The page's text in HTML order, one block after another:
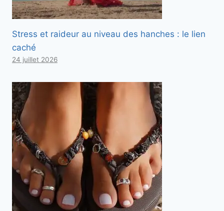
Stress et raideur au niveau des hanches : le lien
caché
24 juillet 2026